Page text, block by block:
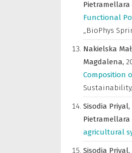
Pietramellara
Functional
„BioPhys
Nakielska
Magdalena,
Composition
Sustainability,
Sisodia Priyal,
Pietramellara
agricultural
Sisodia Priyal,